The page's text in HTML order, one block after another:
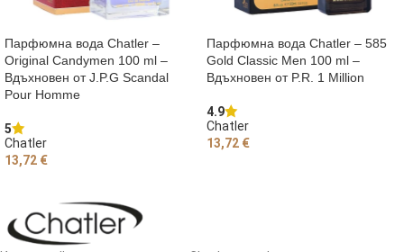
Парфюмна вода Chatler –
Original Candymen 100 ml –
Вдъхновен от J.P.G Scandal
Pour Homme
5
Chatler
13,72 €
Парфюмна вода Chatler – 585
Gold Classic Men 100 ml –
Вдъхновен от P.R. 1 Million
4.9
Chatler
13,72 €